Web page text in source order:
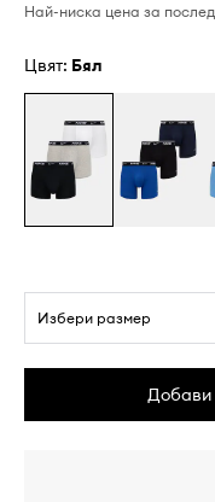
Най-ниска цена за
Цвят: бял
Избери размер
Добави